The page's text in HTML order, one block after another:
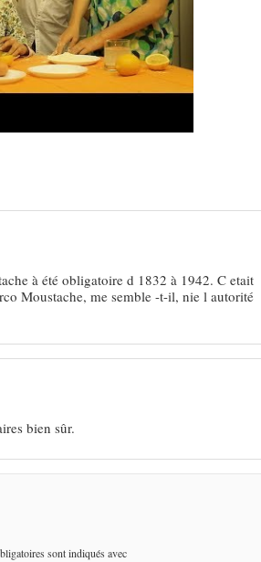
à été obligatoire d 1832 à 1942. C etait
Moustache, me semble -t-il, nie l autorité
bien sûr.
sont indiqués avec